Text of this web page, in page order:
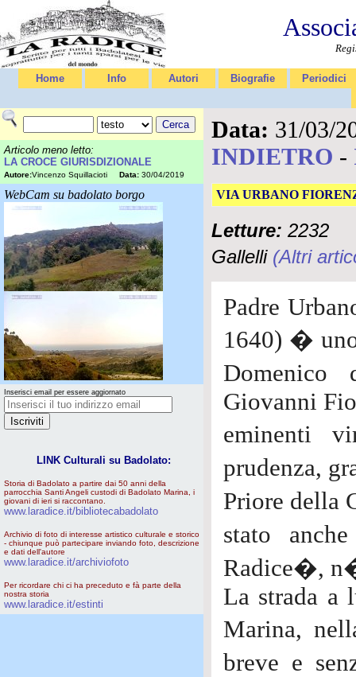
Home Info Autori Biografie Periodici
Articolo meno letto:
LA CROCE GIURISDIZIONALE
Autore:Vincenzo Squillacioti Data: 30/04/2019
WebCam su badolato borgo
Inserisci email per essere aggiornato
LINK Culturali su Badolato:
Storia di Badolato a partire dai 50 anni della
parrocchia Santi Angeli custodi di Badolato Marina, i
giovani di ieri si raccontano.
www.laradice.it/bibliotecabadolato
Archivio di foto di interesse artistico culturale e storico
- chiunque può partecipare inviando foto, descrizione
e dati dell'autore
www.laradice.it/archiviofoto
Per ricordare chi ci ha preceduto e fà parte della
nostra storia
www.laradice.it/estinti
Data: 31/03/
INDIETRO -
VIA URBANO
Letture: 2232
Gallelli (Altri
Padre
1640) �
Domenico
Giovanni
eminenti
prudenza,
Priore della
stato
Radice�,
La strada a
Marina,
breve e